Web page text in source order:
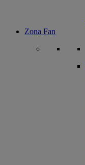
Zona Fan